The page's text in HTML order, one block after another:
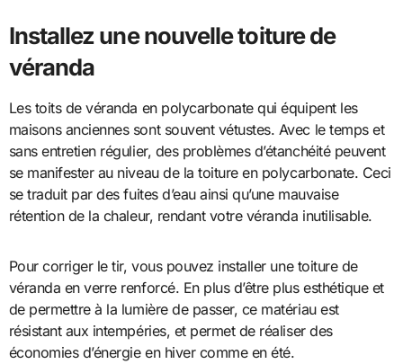
Installez une nouvelle toiture de
véranda
Les toits de véranda en polycarbonate qui équipent les
maisons anciennes sont souvent vétustes. Avec le temps et
sans entretien régulier, des problèmes d’étanchéité peuvent
se manifester au niveau de la toiture en polycarbonate. Ceci
se traduit par des fuites d’eau ainsi qu’une mauvaise
rétention de la chaleur, rendant votre véranda inutilisable.
Pour corriger le tir, vous pouvez installer une toiture de
véranda en verre renforcé. En plus d’être plus esthétique et
de permettre à la lumière de passer, ce matériau est
résistant aux intempéries, et permet de réaliser des
économies d’énergie en hiver comme en été.